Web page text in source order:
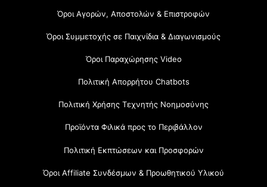
Όροι Αγορών, Αποστολών & Επιστροφών
Όροι Συμμετοχής σε Παιχνίδια & Διαγωνισμούς
Όροι Παραχώρησης Video
Πολιτική Απορρήτου Chatbots
Πολιτική Χρήσης Τεχνητής Νοημοσύνης
Προϊόντα Φιλικά προς το Περιβάλλον
Πολιτική Εκπτώσεων και Προσφορών
Όροι Affiliate Συνδέσμων & Προωθητικού Υλικού